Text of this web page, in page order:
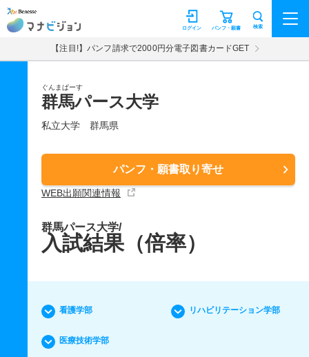
マナビジョン パンフ・願書
ログイン 検索
【注目!】パンフ請求で2000円分電子図書カードGET
ぐんまぱーす
群馬パース大学
私立大学 群馬県
パンフ・願書取り寄せ
WEB出願関連情報
群馬パース大学/
入試結果（倍率）
看護学部 リハビリテーション学部
医療技術学部